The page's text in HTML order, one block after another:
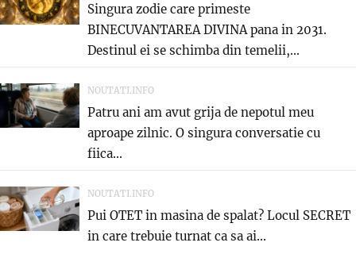
Singura zodie care primeste
BINECUVANTAREA DIVINA pana in 2031.
Destinul ei se schimba din temelii,...
NOUTATI.INFO
Patru ani am avut grija de nepotul meu
aproape zilnic. O singura conversatie cu
fiica...
NOUTATI.INFO
Pui OTET in masina de spalat? Locul SECRET
in care trebuie turnat ca sa ai...